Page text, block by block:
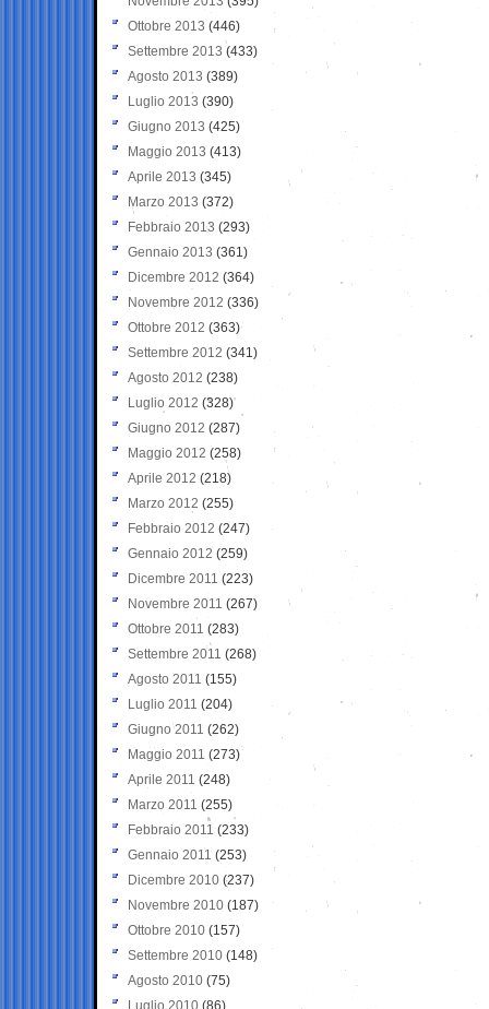
Ottobre 2013 (446)
Settembre 2013 (433)
Agosto 2013 (389)
Luglio 2013 (390)
Giugno 2013 (425)
Maggio 2013 (413)
Aprile 2013 (345)
Marzo 2013 (372)
Febbraio 2013 (293)
Gennaio 2013 (361)
Dicembre 2012 (364)
Novembre 2012 (336)
Ottobre 2012 (363)
Settembre 2012 (341)
Agosto 2012 (238)
Luglio 2012 (328)
Giugno 2012 (287)
Maggio 2012 (258)
Aprile 2012 (218)
Marzo 2012 (255)
Febbraio 2012 (247)
Gennaio 2012 (259)
Dicembre 2011 (223)
Novembre 2011 (267)
Ottobre 2011 (283)
Settembre 2011 (268)
Agosto 2011 (155)
Luglio 2011 (204)
Giugno 2011 (262)
Maggio 2011 (273)
Aprile 2011 (248)
Marzo 2011 (255)
Febbraio 2011 (233)
Gennaio 2011 (253)
Dicembre 2010 (237)
Novembre 2010 (187)
Ottobre 2010 (157)
Settembre 2010 (148)
Agosto 2010 (75)
Luglio 2010 (86)